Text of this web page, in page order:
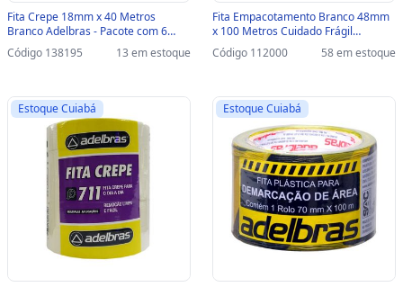
Fita Crepe 18mm x 40 Metros
Branco Adelbras - Pacote com 6
Unidades - 1624000004 -
1624000004
Código 138195 13 em estoque
Fita Empacotamento Branco 48mm
x 100 Metros Cuidado Frágil
Adelbras - Unitário - 0606180008 -
112000 - 0606180008
Código 112000 58 em estoque
Estoque Cuiabá Estoque Cuiabá